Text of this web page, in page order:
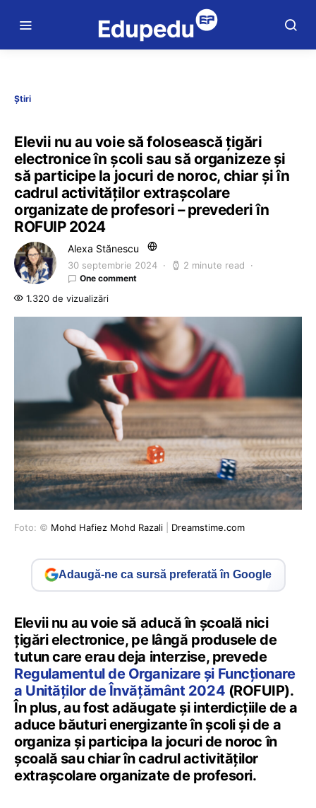
Știri
Elevii nu au voie să folosească țigări
electronice în școli sau să organizeze și
să participe la jocuri de noroc, chiar și în
cadrul activităților extrașcolare
organizate de profesori – prevederi în
ROFUIP 2024
Alexa Stănescu
30 septembrie 2024 2 minute read
One comment
1.320 de vizualizări
Foto: © Mohd Hafiez Mohd Razali Dreamstime.com
Adaugă-ne ca sursă preferată în Google
Elevii nu au voie să aducă în școală nici
țigări electronice, pe lângă produsele de
tutun care erau deja interzise, prevede
Regulamentul de Organizare și Funcționare
a Unităților de Învățământ 2024 (ROFUIP).
În plus, au fost adăugate și interdicțiile de a
aduce băuturi energizante în școli și de a
organiza și participa la jocuri de noroc în
școală sau chiar în cadrul activităților
extrașcolare organizate de profesori.